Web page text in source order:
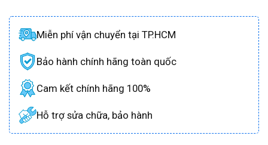
Miễn phí vận chuyển tại TP.HCM
Bảo hành chính hãng toàn quốc
Cam kết chính hãng 100%
Hỗ trợ sửa chữa, bảo hành